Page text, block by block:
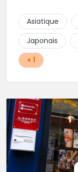
Asiatique
Japonais
+ 1